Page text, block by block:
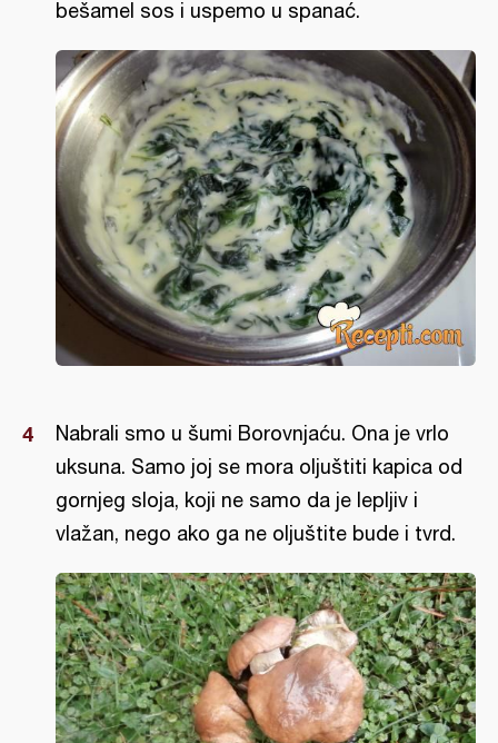
bešamel sos i uspemo u spanać.
Nabrali smo u šumi Borovnjaću. Ona je vrlo
uksuna. Samo joj se mora oljuštiti kapica od
gornjeg sloja, koji ne samo da je lepljiv i
vlažan, nego ako ga ne oljuštite bude i tvrd.